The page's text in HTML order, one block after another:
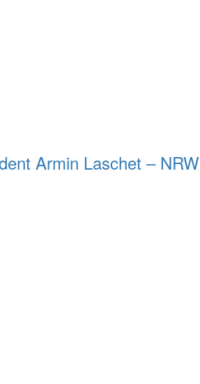
Armin Laschet – NRW